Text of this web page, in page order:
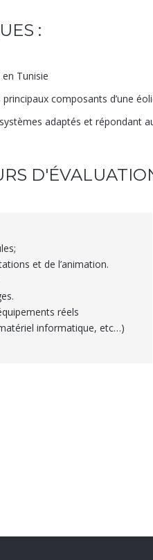
:
Tunisie
composants d’une
adaptés et répondant
et de l’animation.
réels
informatique, etc…)